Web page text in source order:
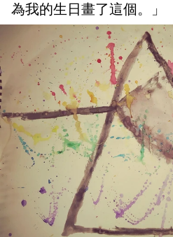
為我的生日畫了這個。」